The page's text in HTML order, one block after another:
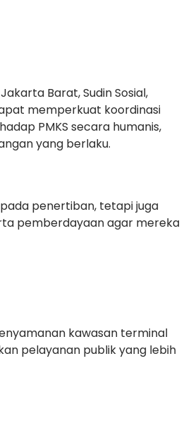
Barat, Sudin Sosial,
memperkuat koordinasi
PMKS secara humanis,
yang berlaku.
penertiban, tetapi juga
pemberdayaan agar mereka
kawasan terminal
pelayanan publik yang lebih